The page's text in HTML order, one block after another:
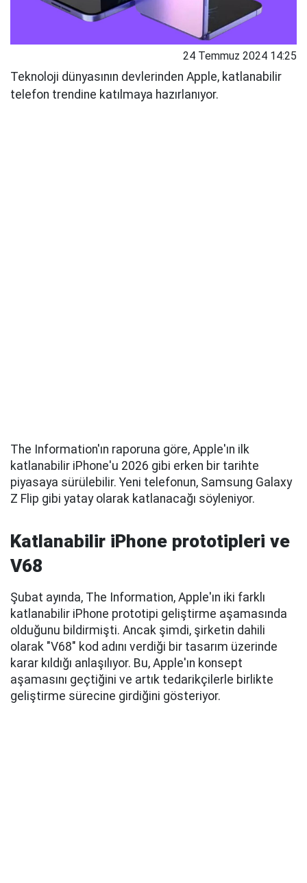
24 Temmuz 2024 14:25
Teknoloji dünyasının devlerinden Apple, katlanabilir
telefon trendine katılmaya hazırlanıyor.
The Information'ın raporuna göre, Apple'ın ilk
katlanabilir iPhone'u 2026 gibi erken bir tarihte
piyasaya sürülebilir. Yeni telefonun, Samsung Galaxy
Z Flip gibi yatay olarak katlanacağı söyleniyor.
Katlanabilir iPhone prototipleri ve
V68
Şubat ayında, The Information, Apple'ın iki farklı
katlanabilir iPhone prototipi geliştirme aşamasında
olduğunu bildirmişti. Ancak şimdi, şirketin dahili
olarak "V68" kod adını verdiği bir tasarım üzerinde
karar kıldığı anlaşılıyor. Bu, Apple'ın konsept
aşamasını geçtiğini ve artık tedarikçilerle birlikte
geliştirme sürecine girdiğini gösteriyor.